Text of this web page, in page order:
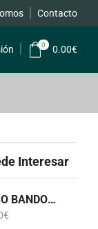
Contacto
0 0.00€
Interesar
BOLSO BANDOLERA BURDEOS LOGOTIPADO TOMMY HILFIGER AWA0W18922
€